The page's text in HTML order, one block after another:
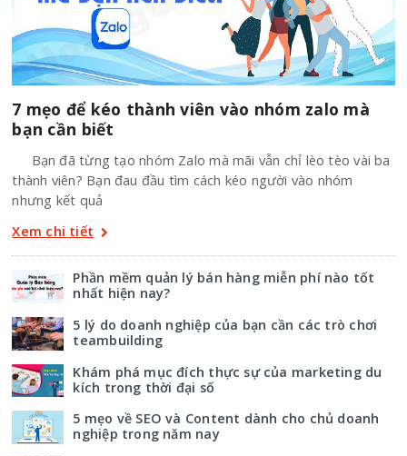
7 mẹo để kéo thành viên vào nhóm zalo mà
bạn cần biết
Bạn đã từng tạo nhóm Zalo mà mãi vẫn chỉ lèo tèo vài ba
thành viên? Bạn đau đầu tìm cách kéo người vào nhóm
nhưng kết quả
Xem chi tiết
Phần mềm quản lý bán hàng miễn phí nào tốt
nhất hiện nay?
5 lý do doanh nghiệp của bạn cần các trò chơi
teambuilding
Khám phá mục đích thực sự của marketing du
kích trong thời đại số
5 mẹo về SEO và Content dành cho chủ doanh
nghiệp trong năm nay